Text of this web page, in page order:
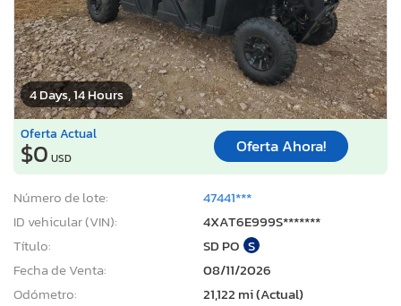
4 Days, 14 Hours
Oferta Actual
$0 USD
Oferta Ahora!
Número de lote:
47441***
ID vehicular (VIN):
4XAT6E999S*******
Título:
SD PO S
Fecha de Venta:
08/11/2026
Odómetro:
21,122 mi (Actual)